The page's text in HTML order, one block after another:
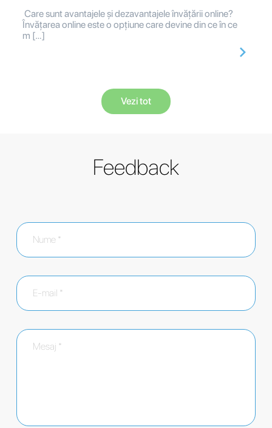
Care sunt avantajele și dezavantajele învățării online?
Învățarea online este o opțiune care devine din ce în ce
m […]
Vezi tot
Feedback